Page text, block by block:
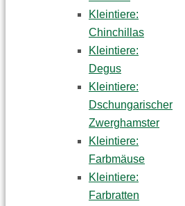
Kleintiere:
Chinchillas
Kleintiere:
Degus
Kleintiere:
Dschungarischer
Zwerghamster
Kleintiere:
Farbmäuse
Kleintiere:
Farbratten